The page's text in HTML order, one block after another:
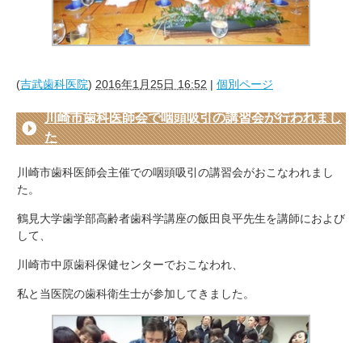
(吉武歯科医院) 2016年1月25日 16:52 | 個別ページ
川崎市歯科医師会で咽頭吸引の講習会が行われまし
た
川崎市歯科医師会主催での咽頭吸引の講習会がおこなわれまし
た。
鶴見大学歯学部高齢者歯科学講座の飯田良平先生を講師におよび
して、
川崎市中原歯科保健センターでおこなわれ、
私と当医院の歯科衛生士が参加してきました。